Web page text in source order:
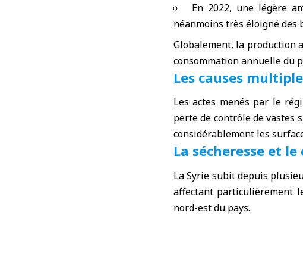
En 2022, une légère
néanmoins très éloigné des
Globalement, la production
consommation annuelle du
Les causes
Les actes menés par le
perte de contrôle de vastes
considérablement les
La sécheresse et
La Syrie subit depuis
affectant particulièrement
nord-est du pays.